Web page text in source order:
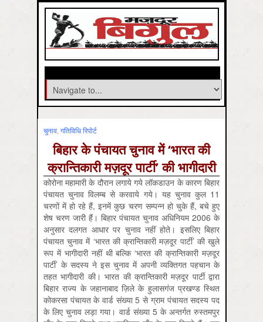
चुनाव, गतिविधि रिपोर्ट
बिहार के पंचायत चुनाव में ‘भारत की
क्रान्तिकारी मज़दूर पार्टी’ की भागीदारी
कोरोना महामारी के दौरान लगाये गये लॉकडाउन के कारण बिहार
पंचायत चुनाव विलम्ब से करवाये गये। यह चुनाव कुल 11
चरणों में हो रहे हैं, इनमें कुछ चरण सम्पन्न हो चुके हैं, बचे हुए
शेष चरण जारी हैं। बिहार पंचायत चुनाव अधिनियम 2006 के
अनुसार दलगत आधार पर चुनाव नहीं होते। इसलिए बिहार
पंचायत चुनाव में ‘भारत की क्रान्तिकारी मज़दूर पार्टी’ की खुले
रूप में भागीदारी नहीं थी बल्कि ‘भारत की क्रान्तिकारी मज़दूर
पार्टी’ के सदस्य ने इस चुनाव में अपनी व्यक्तिगत पहचान के
तहत भागीदारी की। भारत की क्रान्तिकारी मज़दूर पार्टी द्वारा
बिहार राज्य के जहानाबाद ज़िले के हुलासगंज प्रखण्ड स्थित
कोकरसा पंचायत के वार्ड संख्या 5 से ग्राम पंचायत सदस्य पद
के लिए चुनाव लड़ा गया। वार्ड संख्या 5 के अन्तर्गत रुस्तमपुर